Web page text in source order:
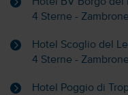
4 Sterne - Zambrone
Hotel Scoglio del
4 Sterne - Zambrone
Hotel Poggio di